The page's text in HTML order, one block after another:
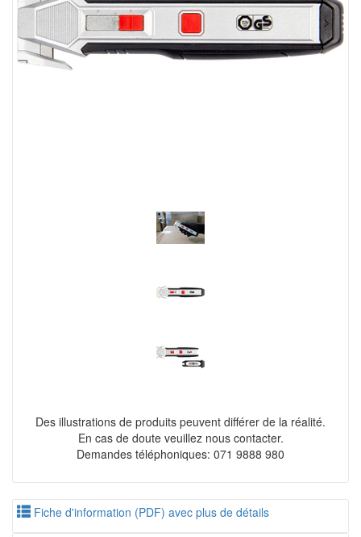
Des illustrations de produits peuvent différer de la réalité.
En cas de doute veuillez nous contacter.
Demandes téléphoniques: 071 9888 980
Fiche d'information (PDF) avec plus de détails